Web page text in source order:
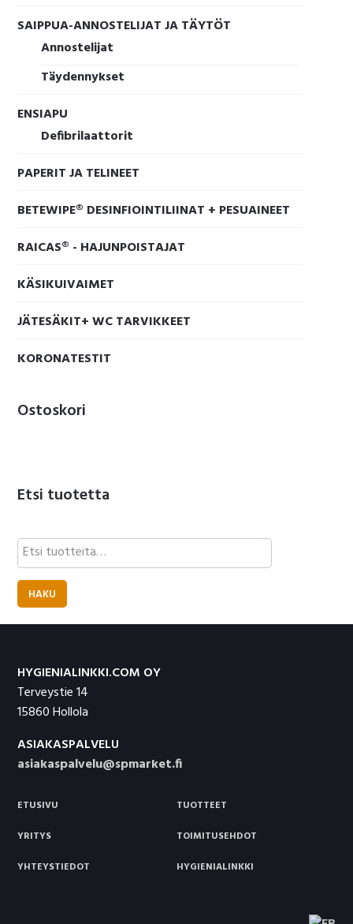
SAIPPUA-ANNOSTELIJAT JA TÄYTÖT
Annostelijat
Täydennykset
ENSIAPU
Defibrilaattorit
PAPERIT JA TELINEET
BETEWIPE® DESINFIOINTILIINAT + PESUAINEET
RAICAS® - HAJUNPOISTAJAT
KÄSIKUIVAIMET
JÄTESÄKIT+ WC TARVIKKEET
KORONATESTIT
Ostoskori
Etsi tuotetta
Etsi:
HAKU
HYGIENIALINKKI.COM OY
Terveystie 14
15860 Hollola
ASIAKASPALVELU
asiakaspalvelu@spmarket.fi
ETUSIVU
TUOTTEET
YRITYS
TOIMITUSEHDOT
YHTEYSTIEDOT
HYGIENIALINKKI